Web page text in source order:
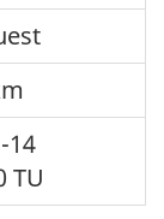
14
TU